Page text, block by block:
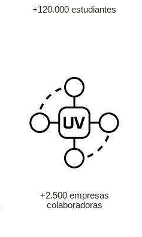
+120.000 estudiantes
+2.500 empresas
colaboradoras